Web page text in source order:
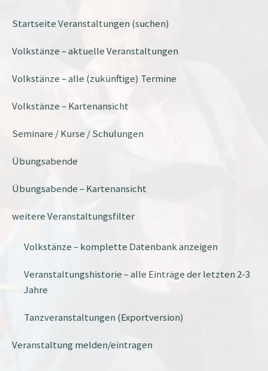
Startseite Veranstaltungen (suchen)
Volkstänze – aktuelle Veranstaltungen
Volkstänze – alle (zukünftige) Termine
Volkstänze – Kartenansicht
Seminare / Kurse / Schulungen
Übungsabende
Übungsabende – Kartenansicht
weitere Veranstaltungsfilter
Volkstänze – komplette Datenbank anzeigen
Veranstaltungshistorie – alle Einträge der letzten 2-3
Jahre
Tanzveranstaltungen (Exportversion)
Veranstaltung melden/eintragen